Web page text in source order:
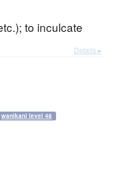
to inculcate
Details ▸
wanikani level 48